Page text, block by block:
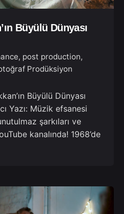
Büyülü Dünyası
post production
Prodüksiyon
Büyülü Dünyası
Yazı: Müzik efsanesi
şarkıları ve
kanalında! 1968’de